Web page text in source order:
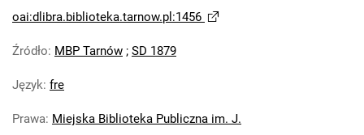
oai:dlibra.biblioteka.tarnow.pl:1456
Źródło: MBP Tarnów ; SD 1879
Język: fre
Prawa: Miejska Biblioteka Publiczna im. J.